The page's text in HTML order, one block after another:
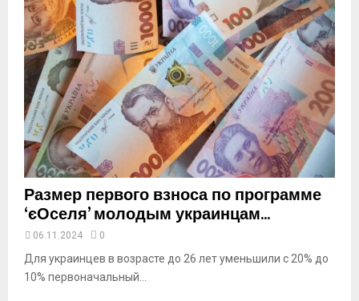
y
u
e
Размер первого взноса по программе
‘єОселя’ молодым украинцам...
06.11.2024 0
Для украинцев в возрасте до 26 лет уменьшили с 20% до
10% первоначальный...